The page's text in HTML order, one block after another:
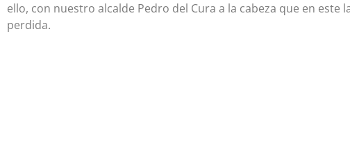
ello, con nuestro alcalde Pedro del Cura a la cabeza que en
perdida.